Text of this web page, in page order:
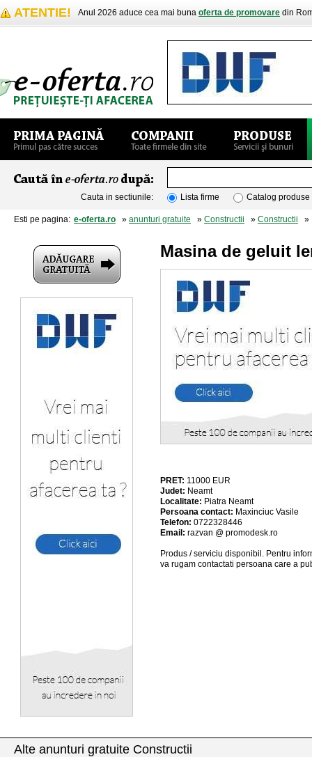
ATENTIE! Anul 2026 aduce cea mai buna oferta de promovare din
Cauta in sectiunile: Lista firme Catalog produse
Esti pe pagina: e-oferta.ro » anunturi gratuite » Constructii » Constructii »
Masina de geluit
PRET: 11000 EUR
Judet: Neamt
Localitate: Piatra Neamt
Persoana contact: Maxinciuc Vasile
Telefon: 0722328446
Email: razvan @ promodesk.ro
Produs / serviciu disponibil . Pentru
va rugam contactati persoana care a
Alte anunturi gratuite Constructii